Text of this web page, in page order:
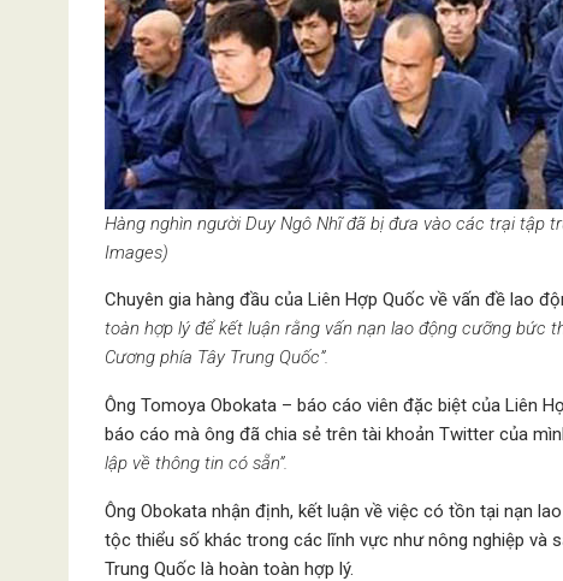
Hàng nghìn người Duy Ngô Nhĩ đã bị đưa vào các trại tập
Images)
Chuyên gia hàng đầu của Liên Hợp Quốc về vấn đề lao
toàn hợp lý để kết luận rằng vấn nạn lao động cưỡng bức
Cương phía Tây Trung Quốc”.
Ông Tomoya Obokata – báo cáo viên đặc biệt của Liên
báo cáo mà ông đã chia sẻ trên tài khoản Twitter của
lập về thông tin có sẵn”.
Ông Obokata nhận định, kết luận về việc có tồn tại nạn
tộc thiểu số khác trong các lĩnh vực như nông nghiệp và
Trung Quốc là hoàn toàn hợp lý.